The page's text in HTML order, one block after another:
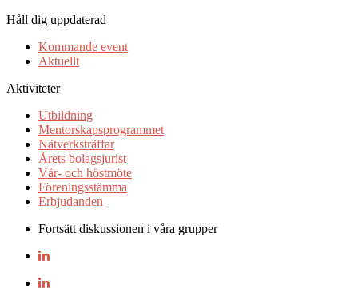
Håll dig uppdaterad
Kommande event
Aktuellt
Aktiviteter
Utbildning
Mentorskapsprogrammet
Nätverksträffar
Årets bolagsjurist
Vår- och höstmöte
Föreningsstämma
Erbjudanden
Fortsätt diskussionen i våra grupper